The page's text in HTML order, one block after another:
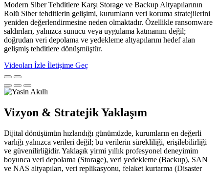
Modern Siber Tehditlere Karşı Storage ve Backup Altyapılarının
Rolü Siber tehditlerin gelişimi, kurumların veri koruma stratejilerini
yeniden değerlendirmesine neden olmaktadır. Özellikle ransomware
saldırıları, yalnızca sunucu veya uygulama katmanını değil;
doğrudan veri depolama ve yedekleme altyapılarını hedef alan
gelişmiş tehditlere dönüşmüştür.
Videoları İzle İletişime Geç
Vizyon & Stratejik Yaklaşım
Dijital dönüşümün hızlandığı günümüzde, kurumların en değerli
varlığı yalnızca verileri değil; bu verilerin sürekliliği, erişilebilirliği
ve güvenilirliğidir. Yaklaşık yirmi yıllık profesyonel deneyimim
boyunca veri depolama (Storage), veri yedekleme (Backup), SAN
ve NAS altyapıları, veri replikasyonu, felaket kurtarma (Disaster